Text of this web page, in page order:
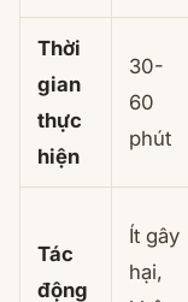
Thời
gian
thực
hiện
30-
60
phút
Tác
động
Ít gây
hại,